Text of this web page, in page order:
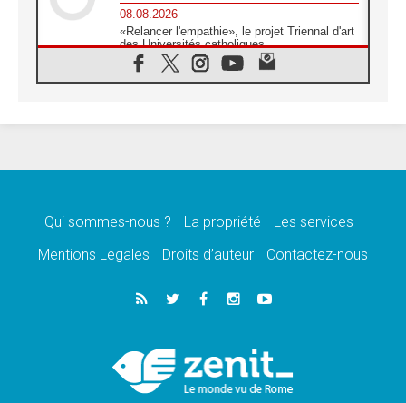
08.08.2026
«Relancer l'empathie», le projet Triennal d'art
des Universités catholiques
08.08.2026
Signis 2026, donner la parole aux religieuses
07.08.2026
07.08.2026
de l'Assomption et mémoire nationale
«La paix commence par l'empathie» estime
le cardinal Parolin
En Colombie, «la paix ne s'achète pas avec
une signature»
Qui sommes-nous ? La propriété
Les services
Mentions Legales
Droits d’auteur Contactez-nous